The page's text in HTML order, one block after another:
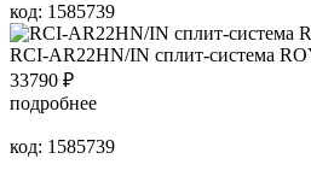
код: 1585739
RCI-AR22HN/IN сплит-система
33790 ₽
подробнее
код: 1585739